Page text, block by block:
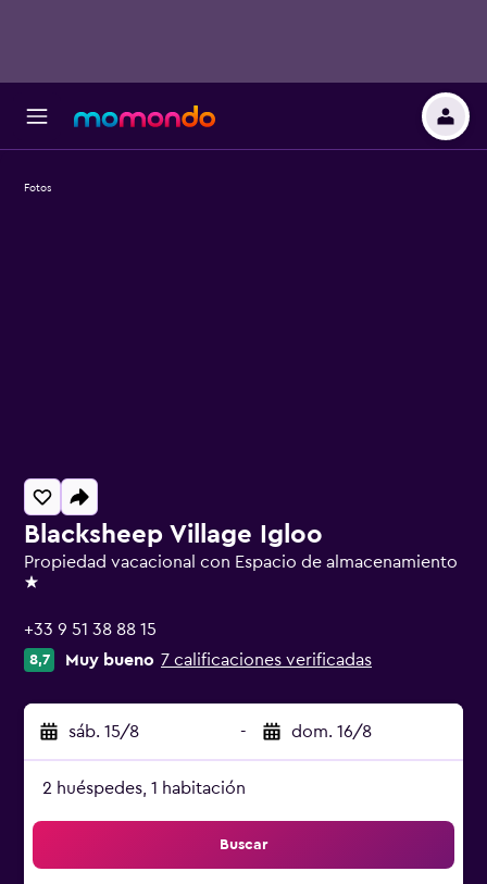
Blacksheep Village Igloo
Propiedad vacacional con Espacio de almacenamiento
1 estrella
+33 9 51 38 88 15
8,7 Muy bueno 7 calificaciones verificadas
sáb. 15/8 - dom. 16/8
2 huéspedes, 1 habitación
Buscar
Fotos